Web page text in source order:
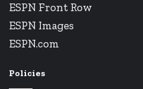
ESPN Front Row
ESPN Images
ESPN.com
Policies